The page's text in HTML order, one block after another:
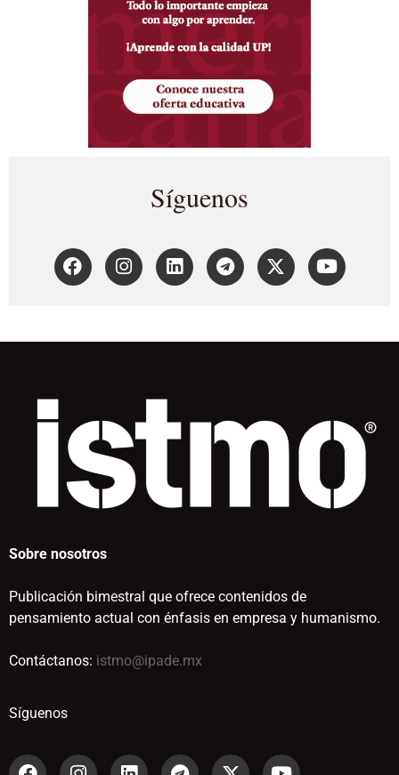
Síguenos
Sobre nosotros
Publicación bimestral que ofrece contenidos de
pensamiento actual con énfasis en empresa y humanismo.
Contáctanos: istmo@ipade.mx
Síguenos